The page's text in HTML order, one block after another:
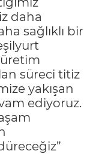
daha
sağlıklı bir
süreci titiz
yakışan
ediyoruz.